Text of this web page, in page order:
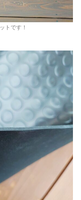
トです！